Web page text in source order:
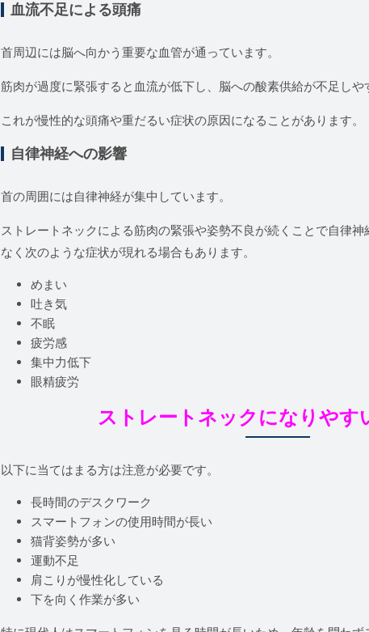
血流不足による頭痛
首周辺には脳へ向かう重要な血管が通っています。
筋肉が過度に緊張すると血流が低下し、脳への酸素供給が不足しや
これが慢性的な頭痛や重だるい症状の原因になることがあります。
自律神経への影響
首の周囲には自律神経が集中しています。
ストレートネックによる筋肉の緊張や姿勢不良が続くことで自律
なく次のような症状が現れる場合もあります。
めまい
吐き気
不眠
疲労感
集中力低下
眼精疲労
ストレートネックになりやす
以下に当てはまる方は注意が必要です。
長時間のデスクワーク
スマートフォンの使用時間が長い
猫背姿勢が多い
運動不足
肩こりが慢性化している
下を向く作業が多い